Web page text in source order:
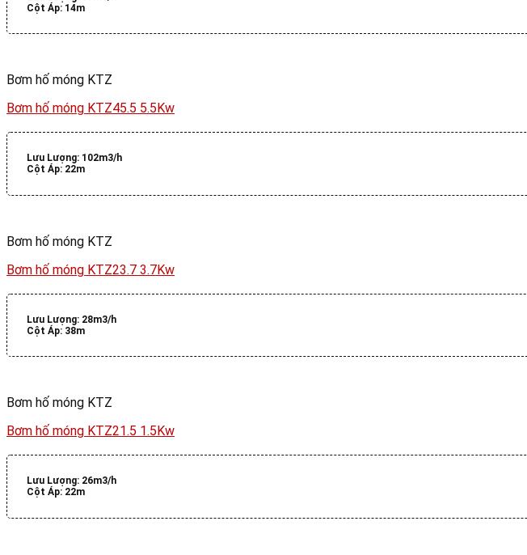
Cột Áp: 14m
Bơm hố móng KTZ
Bơm hố móng KTZ45.5 5.5Kw
Lưu Lượng: 102m3/h
Cột Áp: 22m
Bơm hố móng KTZ
Bơm hố móng KTZ23.7 3.7Kw
Lưu Lượng: 28m3/h
Cột Áp: 38m
Bơm hố móng KTZ
Bơm hố móng KTZ21.5 1.5Kw
Lưu Lượng: 26m3/h
Cột Áp: 22m